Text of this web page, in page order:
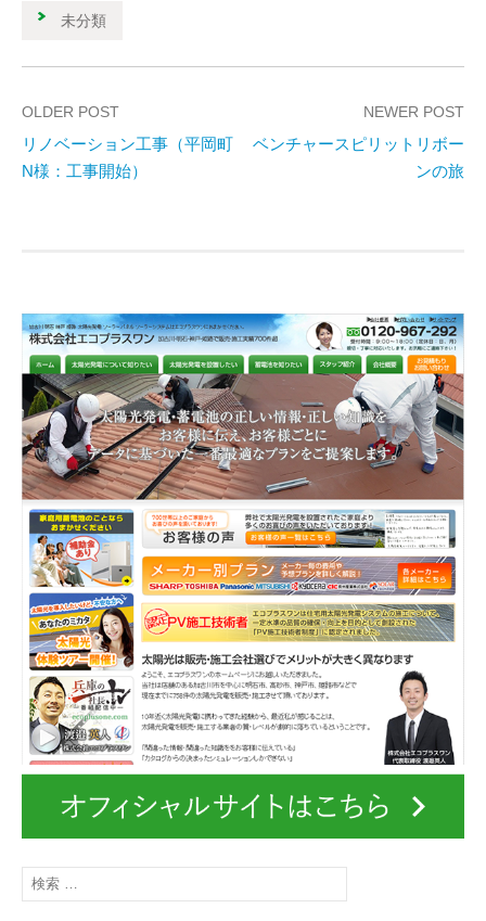
未分類
P
n
a
v
i
g
a
t
o
n
OLDER POST
リノベーション工事（平岡町
N様：工事開始）
NEWER POST
ベンチャースピリットリボー
ンの旅
検
索